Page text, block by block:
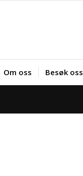
Om oss Besøk oss